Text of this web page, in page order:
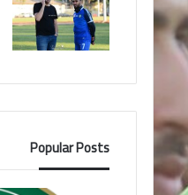
Popular Posts